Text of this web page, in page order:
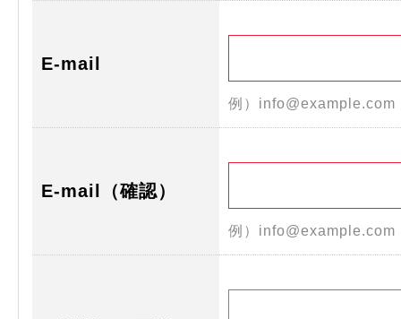
E-mail
例）
E-mail（確認）
例）